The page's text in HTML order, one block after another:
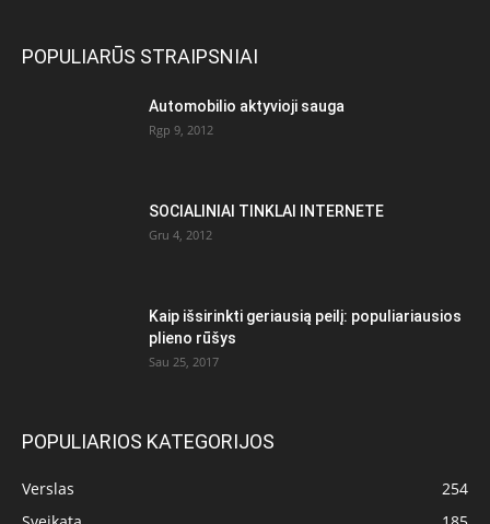
POPULIARŪS STRAIPSNIAI
Automobilio aktyvioji sauga
Rgp 9, 2012
SOCIALINIAI TINKLAI INTERNETE
Gru 4, 2012
Kaip išsirinkti geriausią peilį: populiariausios
plieno rūšys
Sau 25, 2017
POPULIARIOS KATEGORIJOS
Verslas
254